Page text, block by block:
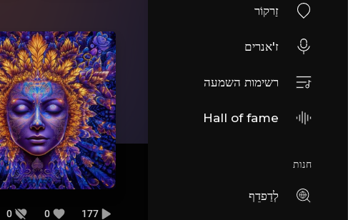
זַרקוֹר
ז'אנרים
רשימות השמעה
Hall of fame
חנות
לְדַפדֵף
177
0
0